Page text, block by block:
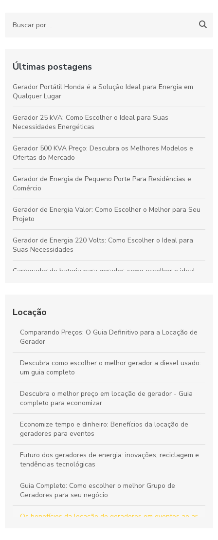
Últimas postagens
Gerador Portátil Honda é a Solução Ideal para Energia em
Qualquer Lugar
Gerador 25 kVA: Como Escolher o Ideal para Suas
Necessidades Energéticas
Gerador 500 KVA Preço: Descubra os Melhores Modelos e
Ofertas do Mercado
Gerador de Energia de Pequeno Porte Para Residências e
Comércio
Gerador de Energia Valor: Como Escolher o Melhor para Seu
Projeto
Gerador de Energia 220 Volts: Como Escolher o Ideal para
Suas Necessidades
Carregador de bateria para gerador: como escolher o ideal
Ideal
Locação de Gerador Preço: Descubra O Que Influencia os
Custos e Como Economizar
Grupo Gerador Stemac: Potência e Confiabilidade para Seu
Negócio
Locação
Comparando Preços: O Guia Definitivo para a Locação de
Gerador
Descubra como escolher o melhor gerador a diesel usado:
um guia completo
Descubra o melhor preço em locação de gerador - Guia
completo para economizar
Economize tempo e dinheiro: Benefícios da locação de
geradores para eventos
Futuro dos geradores de energia: inovações, reciclagem e
tendências tecnológicas
Guia Completo: Como escolher o melhor Grupo de
Geradores para seu negócio
Os benefícios da locação de geradores em eventos ao ar